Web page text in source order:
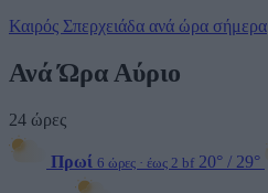
Καιρός Σπερχειάδα ανά ώρα σήμερα
Ανά Ώρα Αύριο
24 ώρες
Πρωί 6 ώρες · έως 2 bf 20° / 29°